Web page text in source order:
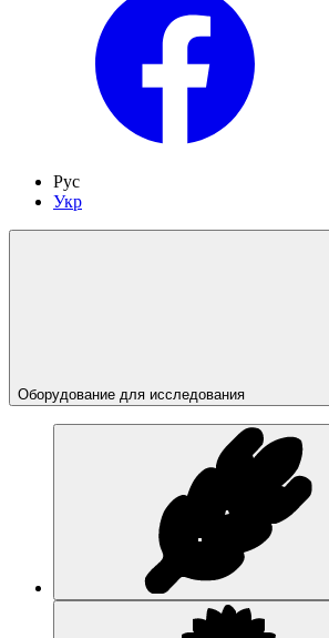
Рус
Укр
Оборудование для исследования